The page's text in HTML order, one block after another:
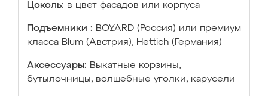
Цоколь: в цвет фасадов или корпуса
Подъемники : BOYARD (Россия) или премиум
класса Blum (Австрия), Hettich (Германия)
Аксессуары: Выкатные корзины,
бутылочницы, волшебные уголки, карусели